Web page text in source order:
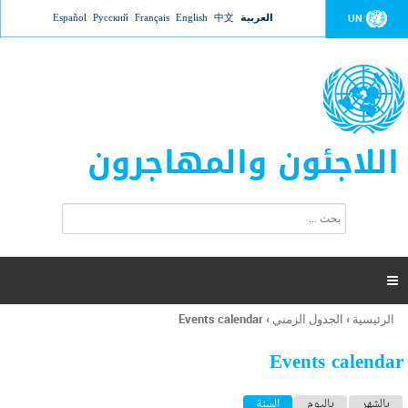
Jump to navigation UN العربية 中文
English
Français
Русский
Español
اللاجئون والمهاجرون
ت
ر
ل
ح
ب

أنت
هنا
الرئيسية › الجدول الزمني ›
Events calendar
Events calendar